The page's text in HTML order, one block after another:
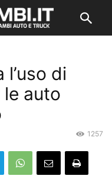
di
auto
1257